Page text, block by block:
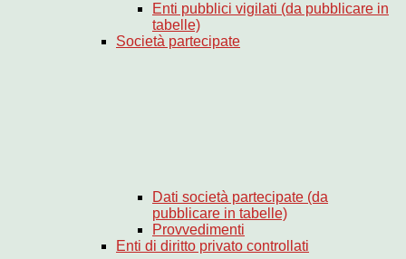
Enti pubblici vigilati (da pubblicare in
tabelle)
Società partecipate
Dati società partecipate (da
pubblicare in tabelle)
Provvedimenti
Enti di diritto privato controllati